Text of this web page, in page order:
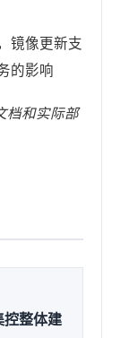
镜像更新支
的影响
档和实际部
整体建